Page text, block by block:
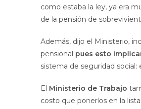
como estaba la ley, ya era
de la pensión de
Además, dijo el Ministerio,
pensional pues esto
sistema de seguridad
El Ministerio de Trabajo
costo que ponerlos en la